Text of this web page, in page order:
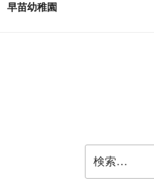
早苗幼稚園
索: